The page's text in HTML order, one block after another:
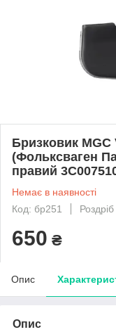
Бризковик
(Фольксваген
правий
Немає в наявності
Код: бр251
Роздріб
650 ₴
Опис
Опис